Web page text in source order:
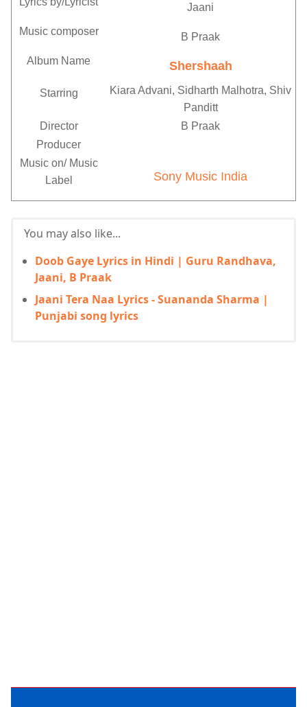
Jaani
Music composer B Praak
Album Name Shershaah
Starring
Kiara Advani, Sidharth Malhotra, Shiv
Panditt
Director
B Praak
Producer
Music on/ Music
Label
Sony Music India
You may also like...
Doob Gaye Lyrics in Hindi | Guru Randhava,
Jaani, B Praak
Jaani Tera Naa Lyrics - Suananda Sharma |
Punjabi song lyrics